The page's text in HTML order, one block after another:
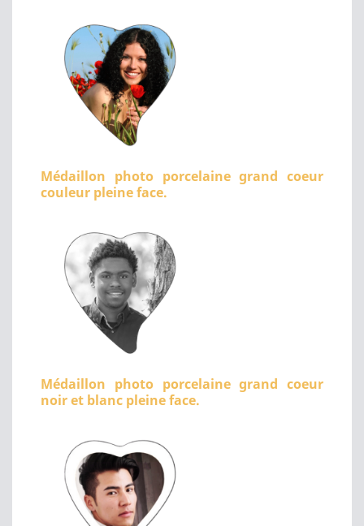
Médaillon photo porcelaine grand coeur
couleur pleine face.
Médaillon photo porcelaine grand coeur
noir et blanc pleine face.